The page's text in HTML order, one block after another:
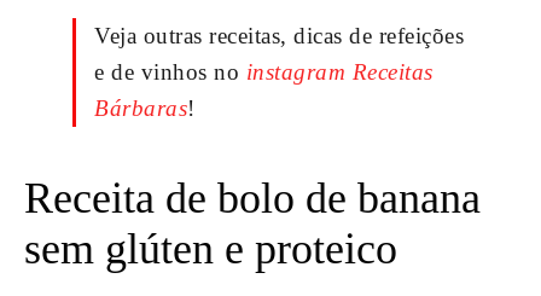
Veja outras receitas, dicas de refeições
e de vinhos no instagram Receitas
Bárbaras!
Receita de bolo de banana
sem glúten e proteico